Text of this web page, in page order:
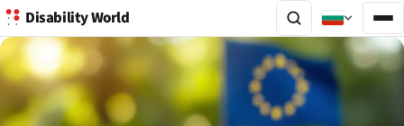
Disability World